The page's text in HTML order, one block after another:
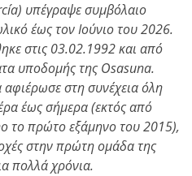
υπέγραψε συμβόλαιο
έως τον Ιούνιο του 2026.
στις 03.02.1992 και από
υποδομής της Osasuna.
στη συνέχεια όλη
έως σήμερα (εκτός από
το πρώτο εξάμηνο του 2015),
στην πρώτη ομάδα της
πολλά χρόνια.